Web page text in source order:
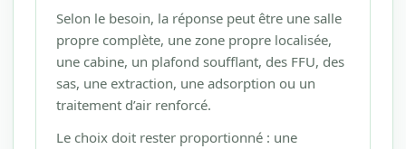
Selon le besoin, la réponse peut être une salle
propre complète, une zone propre localisée,
une cabine, un plafond soufflant, des FFU, des
sas, une extraction, une adsorption ou un
traitement d’air renforcé.
Le choix doit rester proportionné : une